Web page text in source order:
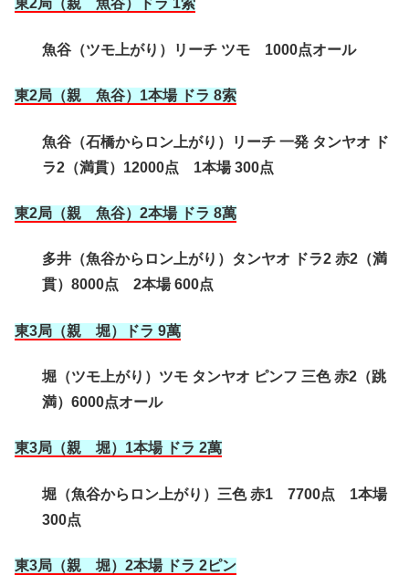
東2局（親 魚谷）ドラ 1索
魚谷（ツモ上がり）リーチ ツモ 1000点オール
東2局（親 魚谷）1本場 ドラ 8索
魚谷（石橋からロン上がり）リーチ 一発 タンヤオ ド
ラ2（満貫）12000点 1本場 300点
東2局（親 魚谷）2本場 ドラ 8萬
多井（魚谷からロン上がり）タンヤオ ドラ2 赤2（満
貫）8000点 2本場 600点
東3局（親 堀）ドラ 9萬
堀（ツモ上がり）ツモ タンヤオ ピンフ 三色 赤2（跳
満）6000点オール
東3局（親 堀）1本場 ドラ 2萬
堀（魚谷からロン上がり）三色 赤1 7700点 1本場
300点
東3局（親 堀）2本場 ドラ 2ピン